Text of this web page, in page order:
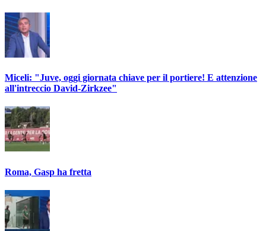
Miceli: "Juve, oggi giornata chiave per il portiere! E attenzione
all'intreccio David-Zirkzee"
Roma, Gasp ha fretta